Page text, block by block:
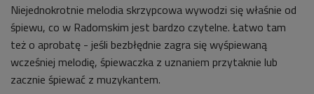
Niejednokrotnie melodia skrzypcowa wywodzi się właśnie od
śpiewu, co w Radomskim jest bardzo czytelne. Łatwo tam
też o aprobatę - jeśli bezbłędnie zagra się wyśpiewaną
wcześniej melodię, śpiewaczka z uznaniem przytaknie lub
zacznie śpiewać z muzykantem.